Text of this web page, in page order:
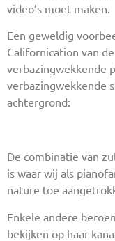
video’s moet maken.
Een geweldig
Californication van
verbazingwekkende
verbazingwekkende
achtergrond:
De combinatie van
is waar wij als
nature toe
Enkele andere
bekijken op haar